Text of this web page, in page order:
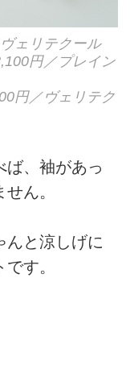
ェリテクール
円／プレイン
円／ヴェリテク
ば、袖があっ
ん。
んと涼しげに
す。